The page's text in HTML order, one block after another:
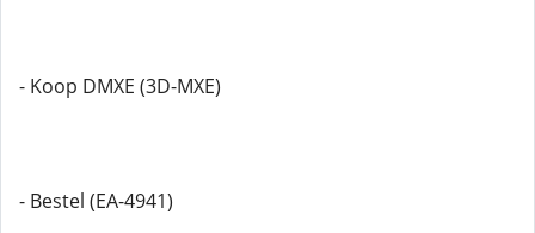
- Koop DMXE (3D-MXE)
- Bestel (EA-4941)